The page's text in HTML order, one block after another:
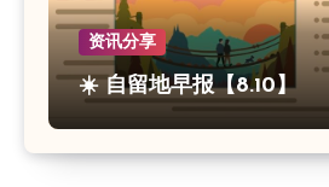
资讯分享
☀️ 自留地早报【8.10】